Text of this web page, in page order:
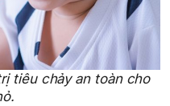
tiêu chảy an toàn cho